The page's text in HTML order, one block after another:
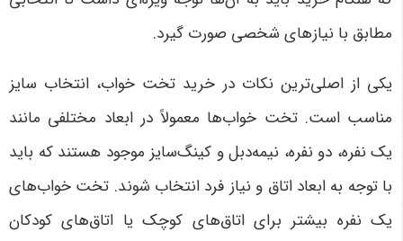
مطابق با نیازهای شخصی صورت گیرد.
یکی از اصلی‌ترین نکات در خرید تخت خواب، انتخاب سایز
مناسب است. تخت خواب‌ها معمولاً در ابعاد مختلفی مانند
یک نفره، دو نفره، نیمه‌دبل و کینگ‌سایز موجود هستند که باید
با توجه به ابعاد اتاق و نیاز فرد انتخاب شوند. تخت خواب‌های
یک نفره بیشتر برای اتاق‌های کوچک یا اتاق‌های کودکان